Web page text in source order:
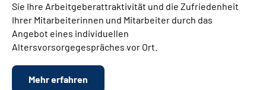
Sie Ihre Arbeitgeberattraktivität und die Zufriedenheit
Ihrer Mitarbeiterinnen und Mitarbeiter durch das
Angebot eines individuellen
Altersvorsorgegespräches vor Ort.
Mehr erfahren